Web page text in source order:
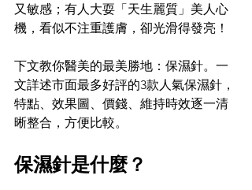
又敏感；有人大耍「天生麗質」美人心
機，看似不注重護膚，卻光滑得發亮！
下文教你醫美的最美勝地：保濕針。一
文詳述市面最多好評的3款人氣保濕針，
特點、效果圖、價錢、維持時效逐一清
晰整合，方便比較。
保濕針是什麼？